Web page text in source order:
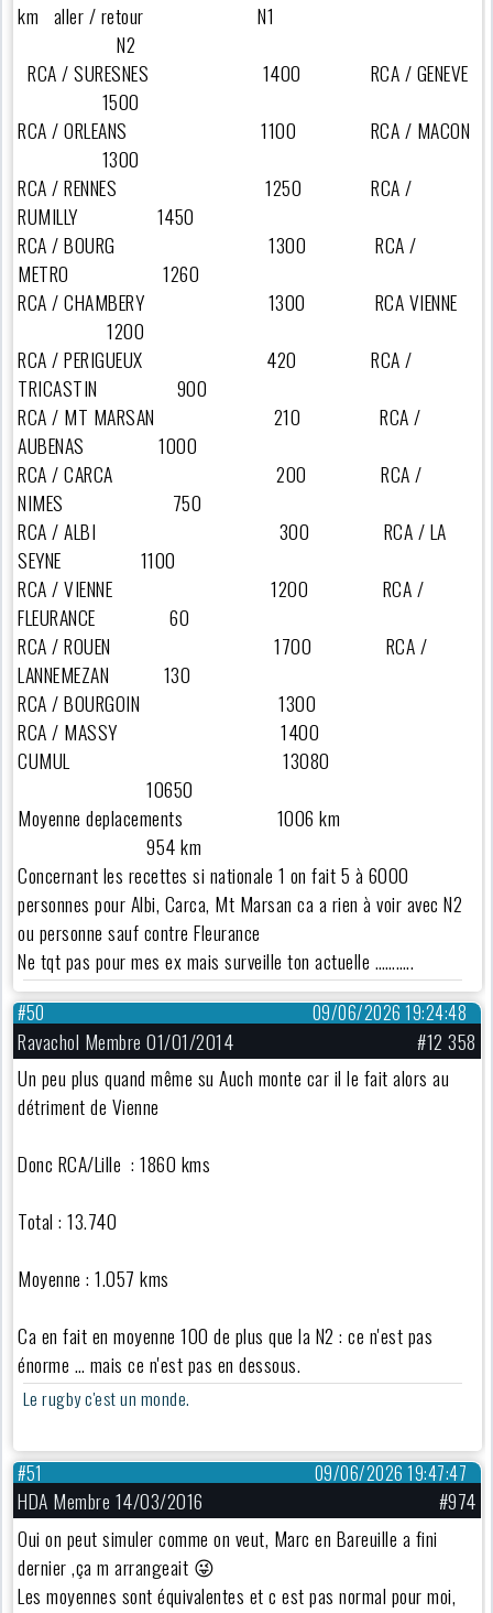
km aller / retour N1
N2
RCA / SURESNES 1400 RCA / GENEVE
1500
RCA / ORLEANS 1100 RCA / MACON
1300
RCA / RENNES 1250 RCA /
RUMILLY 1450
RCA / BOURG 1300 RCA /
METRO 1260
RCA / CHAMBERY 1300 RCA VIENNE
1200
RCA / PERIGUEUX 420 RCA /
TRICASTIN 900
RCA / MT MARSAN 210 RCA /
AUBENAS 1000
RCA / CARCA 200 RCA /
NIMES 750
RCA / ALBI 300 RCA / LA
SEYNE 1100
RCA / VIENNE 1200 RCA /
FLEURANCE 60
RCA / ROUEN 1700 RCA /
LANNEMEZAN 130
RCA / BOURGOIN 1300
RCA / MASSY 1400
CUMUL 13080
10650
Moyenne deplacements 1006 km
954 km
Concernant les recettes si nationale 1 on fait 5 à 6000
personnes pour Albi, Carca, Mt Marsan ca a rien à voir avec N2
ou personne sauf contre Fleurance
Ne tqt pas pour mes ex mais surveille ton actuelle ………..
09/06/2026 19:24:48
#50
Ravachol Membre 01/01/2014
#12 358
Un peu plus quand même su Auch monte car il le fait alors au
détriment de Vienne
Donc RCA/Lille : 1860 kms
Total : 13.740
Moyenne : 1.057 kms
Ca en fait en moyenne 100 de plus que la N2 : ce n'est pas
énorme … mais ce n'est pas en dessous.
Le rugby c'est un monde.
09/06/2026 19:47:47
#51
HDA Membre 14/03/2016
#974
Oui on peut simuler comme on veut, Marc en Bareuille a fini
dernier ,ça m arrangeait 😜
Les moyennes sont équivalentes et c est pas normal pour moi,